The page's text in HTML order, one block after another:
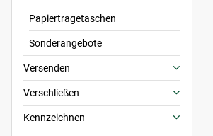
Papiertragetaschen
Sonderangebote
Versenden
Verschließen
Kennzeichnen